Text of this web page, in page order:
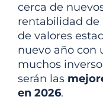
cerca de
rentabilidad de
de valores
nuevo año con
muchos
serán las
en 2026.